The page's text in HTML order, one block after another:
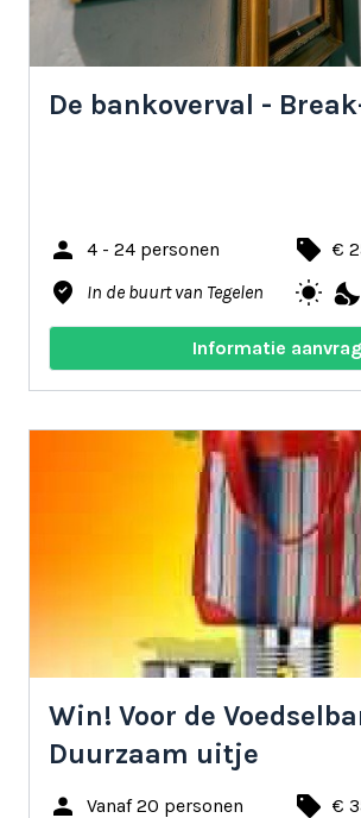
De bankoverval -
person 4 - 24 personen local_offer €
where_to_vote In de buurt van Tegelen wb_sunny nights_stay
Informatie
Win! Voor de
Duurzaam uitje
person
Vanaf 20 personen local_offer €